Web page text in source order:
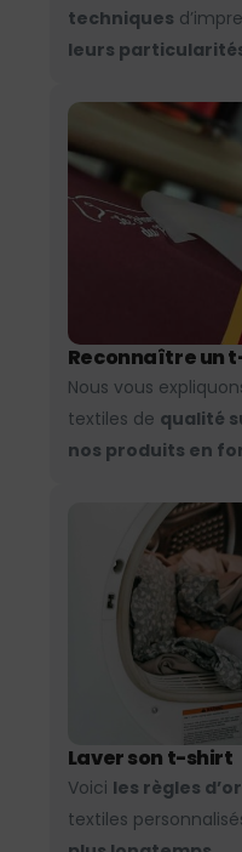
techniques
leurs
Reconnaître un
Nous vous
textiles de qualité
nos produits en
Laver son t-shirt
Voici les règles d’or
textiles